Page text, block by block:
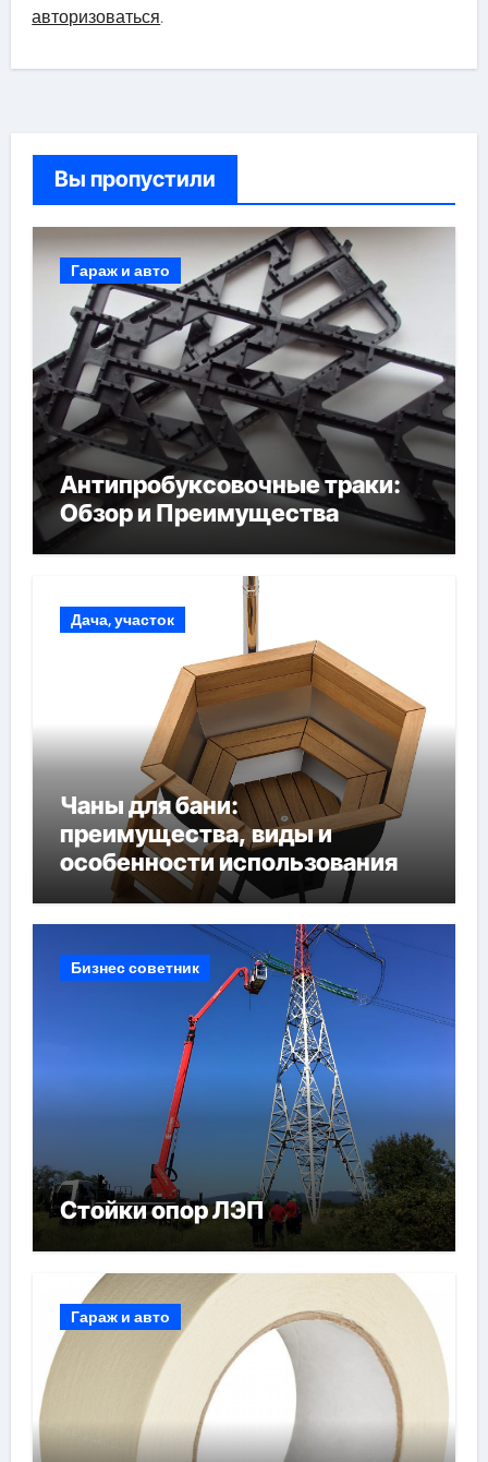
авторизоваться.
Вы пропустили
Гараж и авто
Антипробуксовочные траки:
Обзор и Преимущества
Дача, участок
Чаны для бани:
преимущества, виды и
особенности использования
Бизнес советник
Стойки опор ЛЭП
Гараж и авто